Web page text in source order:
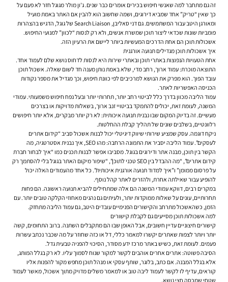
זה גם מתחבר למה שאנשי חיפוש בכירים אומרים כבר שנים. ג'ון מולר מגוגל חזר לא פעם על
כך שאין “טריק” אחד שמביא דירוגים, ושמה שחשוב הוא להבין אם האתר באמת מועיל
ומאורגן היטב עבור המשתמשים. גם דני סאליבן, Search Liaison של גוגל, הדגיש בהצהרות
פומביות שונות שכדאי ליצור תוכן שמשרת אנשים, ולא רק לנסות “לכוון” למנועי החיפוש.
אשכולות תוכן הם אחת הדרכים המעשיות ביותר ליישם את הרעיון הזה.
איך אשכולות תוכן מגדילים תנועה אורגנית
אחת הטעויות הנפוצות באתרי תוכן ובאתרי שירות היא לנסות לדחוס נושא שלם לעמוד אחד.
התוצאה מוכרת: עמוד ארוך, רחב מדי, שלא באמת נותן מענה חד לשום שאלה. אשכול תוכן
עובד הפוך. הוא מפרק את הנושא למרכיבים לפי כוונת חיפוש, וכך מגדיל את מספר נקודות
הכניסה האפשריות לאתר.
עמוד הליבה מכוון בדרך כלל לביטוי רחב יותר, תחרותי יותר ובעל נפח חיפוש משמעותי. עמודי
המשנה, לעומת זאת, יכולים להתמקד בביטויי זנב ארוך, בשאלות מדויקות או בצרכים
מעשיים. זה בדיוק המקום שבו נבנית תנועה איכותית: לא רק יותר מבקרים, אלא יותר חיפושים
רלוונטיים, בשלבים שונים של תהליך קבלת ההחלטות.
ניקח דוגמה. עסק שמציע שירותי שיווק דיגיטלי יכול לבנות אשכול סביב “קידום אתרים
לעסקים”. עמוד הליבה יסביר את התמונה הרחבה: מהו SEO, איך נבנית אסטרטגיה, מה
הקשר בין תוכן, מבנה אתר ודירוגים בגוגל. מסביבו אפשר לבנות תכנים כמו “איך לבחור חברת
קידום אתרים”, “מה ההבדל בין SEO טכני לתוכן”, “שיפור מיקום האתר בגוגל בלי להסתמך רק
על פרסום ממומן” ו”איך למדוד תנועה אורגנית איכותית”. כל אחד מהעמודים האלה יכול
להופיע עבור שאילתה אחרת, ולהזרים לאתר קהל נוסף.
במקרים רבים, דווקא עמודי המשנה הם אלה שמתחילים להביא תנועה ראשונה. הם פחות
תחרותיים, עונים על שאלות ממוקדות יותר, ולעיתים גם נהנים מאחוזי הקלקה טובים יותר. עם
הזמן, כשהאשכול מתרחב והקישורים הפנימיים עובדים היטב, גם עמוד הליבה מתחזק.
למה אשכולות תוכן מסייעים גם לקבלת קישורים
קישורים חיצוניים עדיין חשובים, אבל האופן שבו הם מתקבלים השתנה. ברוב התחומים, קשה
יותר ויותר לצפות שאתרים יקשרו למאמר כללי, דל או כזה שחוזר על מה שכבר נכתב עשרות
פעמים. לעומת זאת, כשיש באתר מרכז ידע מסודר, הסיכוי להפניה טבעית גדל.
הסיבה פשוטה: אתרים אחרים אוהבים לקשר למקור שנוח לסמוך עליו. לא רק בגלל המותג,
אלא בגלל המבנה. אם כתב, בלוגר, שותף עסקי או מנהל תוכן מחפש מקור להפנות אליו
קוראים, עדיף לו לקשר לעמוד ליבה טוב או למאמר משלים מדויק מתוך אשכול, מאשר לעמוד
שטחי שמכסה חצי נושא.